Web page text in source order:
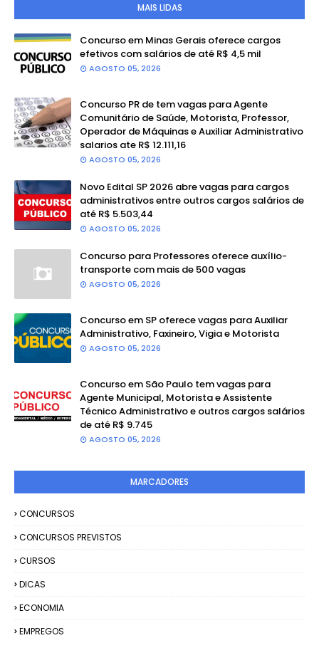
MAIS LIDAS
Concurso em Minas Gerais oferece cargos
efetivos com salários de até R$ 4,5 mil
AGOSTO 05, 2026
Concurso PR de tem vagas para Agente
Comunitário de Saúde, Motorista, Professor,
Operador de Máquinas e Auxiliar Administrativo
salarios ate R$ 12.111,16
AGOSTO 05, 2026
Novo Edital SP 2026 abre vagas para cargos
administrativos entre outros cargos salários de
até R$ 5.503,44
AGOSTO 05, 2026
Concurso para Professores oferece auxílio-
transporte com mais de 500 vagas
AGOSTO 05, 2026
Concurso em SP oferece vagas para Auxiliar
Administrativo, Faxineiro, Vigia e Motorista
AGOSTO 05, 2026
Concurso em São Paulo tem vagas para
Agente Municipal, Motorista e Assistente
Técnico Administrativo e outros cargos salários
de até R$ 9.745
AGOSTO 05, 2026
MARCADORES
CONCURSOS
CONCURSOS PREVISTOS
CURSOS
DICAS
ECONOMIA
EMPREGOS